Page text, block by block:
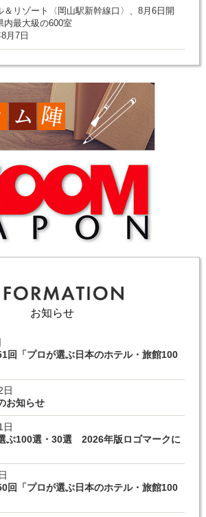
＆リゾート〈岡山駅新幹線口〉、8月6日開
最大級の600室
月7日
お知らせ
回「プロが選ぶ日本のホテル・旅館100
日
お知らせ
日
ぶ100選・30選 2026年版ロゴマークに
回「プロが選ぶ日本のホテル・旅館100